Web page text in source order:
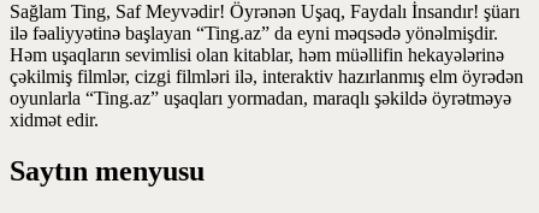
Sağlam Ting, Saf Meyvədir! Öyrənən Uşaq, Faydalı İnsandır! şüarı
ilə fəaliyyətinə başlayan “Ting.az” da eyni məqsədə yönəlmişdir.
Həm uşaqların sevimlisi olan kitablar, həm müəllifin hekayələrinə
çəkilmiş filmlər, cizgi filmləri ilə, interaktiv hazırlanmış elm öyrədən
oyunlarla “Ting.az” uşaqları yormadan, maraqlı şəkildə öyrətməyə
xidmət edir.
Saytın menyusu